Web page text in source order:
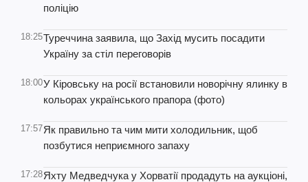
поліцію
18:25Туреччина заявила, що Захід мусить посадити
Україну за стіл переговорів
18:00У Кіровську на росії встановили новорічну ялинку в
кольорах українського прапора (фото)
17:57Як правильно та чим мити холодильник, щоб
позбутися неприємного запаху
17:28Яхту Медведчука у Хорватії продадуть на аукціоні,